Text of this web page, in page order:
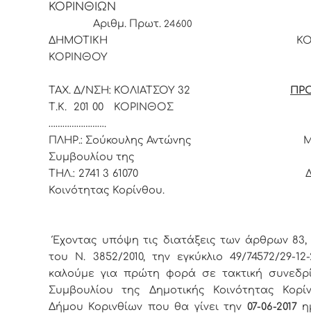
Αριθμ. Πρωτ. 24600
ΔΗΜΟΤΙΚΗ
ΤΑΧ. Δ/ΝΣΗ: ΚΟΛΙΑΤΣΟΥ 32
Τ.Κ. 201 00 ΚΟΡΙΝΘΟΣ
…………………….
ΠΛΗΡ.: Σούκουλης Αντώνης
Συμβουλίου της
ΤΗΛ.: 2741 3 61070
Κοινότητας Κορίνθου.
Έχοντας υπόψη τις διατάξεις των άρθρων 83,
του Ν. 3852/2010, την εγκύκλιο 49/74572/29-
καλούμε για πρώτη φορά σε τακτική
Συμβουλίου της Δημοτικής Κοινότητας
Δήμου Κορινθίων που θα γίνει την 07-06-2017